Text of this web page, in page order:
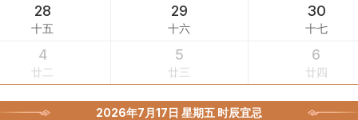
28
十五
29
十六
30
十七
4
廿二
5
廿三
6
廿四
2026年7月17日 星期五 时辰宜忌